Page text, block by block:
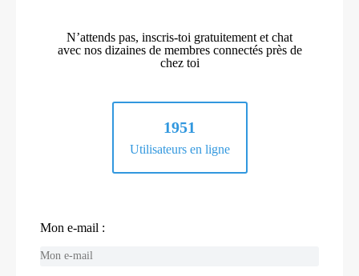
N’attends pas, inscris-toi gratuitement et chat
avec nos dizaines de membres connectés près de
chez toi
1951
Utilisateurs en ligne
Mon e-mail :